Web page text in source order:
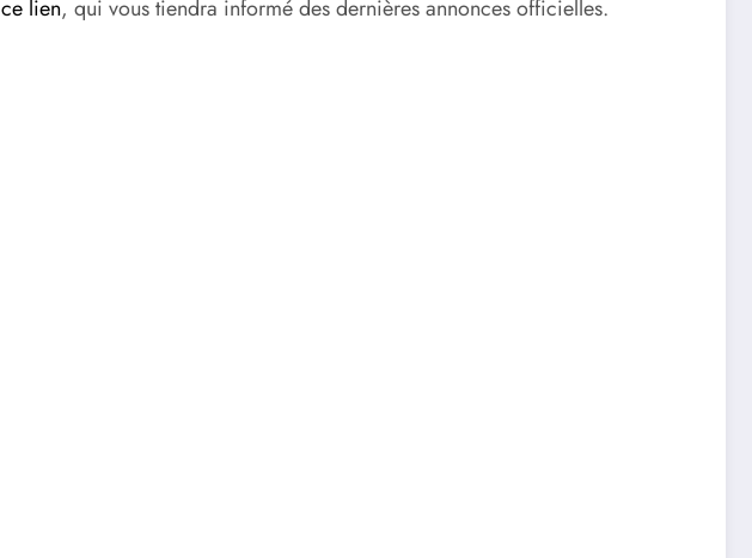
ce lien, qui vous tiendra informé des dernières annonces officielles.